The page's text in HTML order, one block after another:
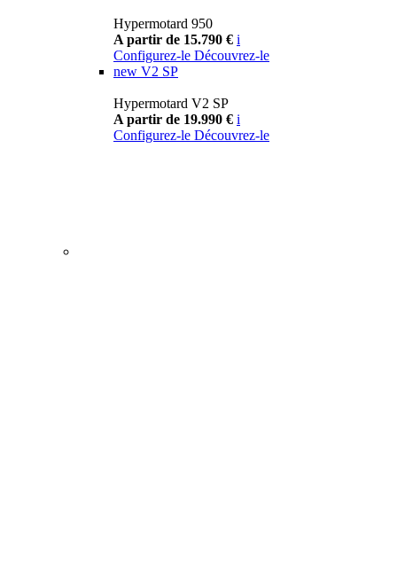
Hypermotard 950
A partir de 15.790 € i
Configurez-le Découvrez-le
new V2 SP
Hypermotard V2 SP
A partir de 19.990 € i
Configurez-le Découvrez-le